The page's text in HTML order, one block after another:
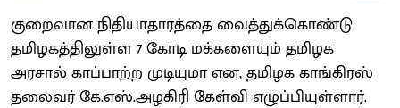
குறைவான நிதியாதாரத்தை வைத்துக்கொண்டு
தமிழகத்திலுள்ள 7 கோடி மக்களையும் தமிழக
அரசால் காப்பாற்ற முடியுமா என, தமிழக காங்கிரஸ்
தலைவர் கே.எஸ்.அழகிரி கேள்வி எழுப்பியுள்ளார்.